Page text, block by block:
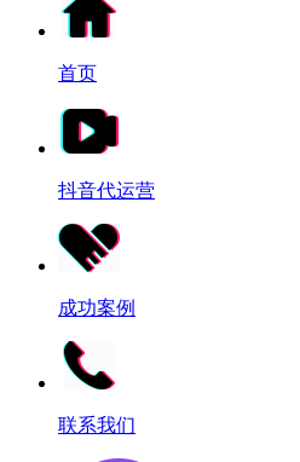
首页
抖音代运营
成功案例
联系我们